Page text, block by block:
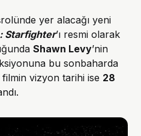
yer alacağı yeni
Starfighter’ı resmi olarak
Shawn Levy’nin
bu sonbaharda
filmin vizyon tarihi ise 28